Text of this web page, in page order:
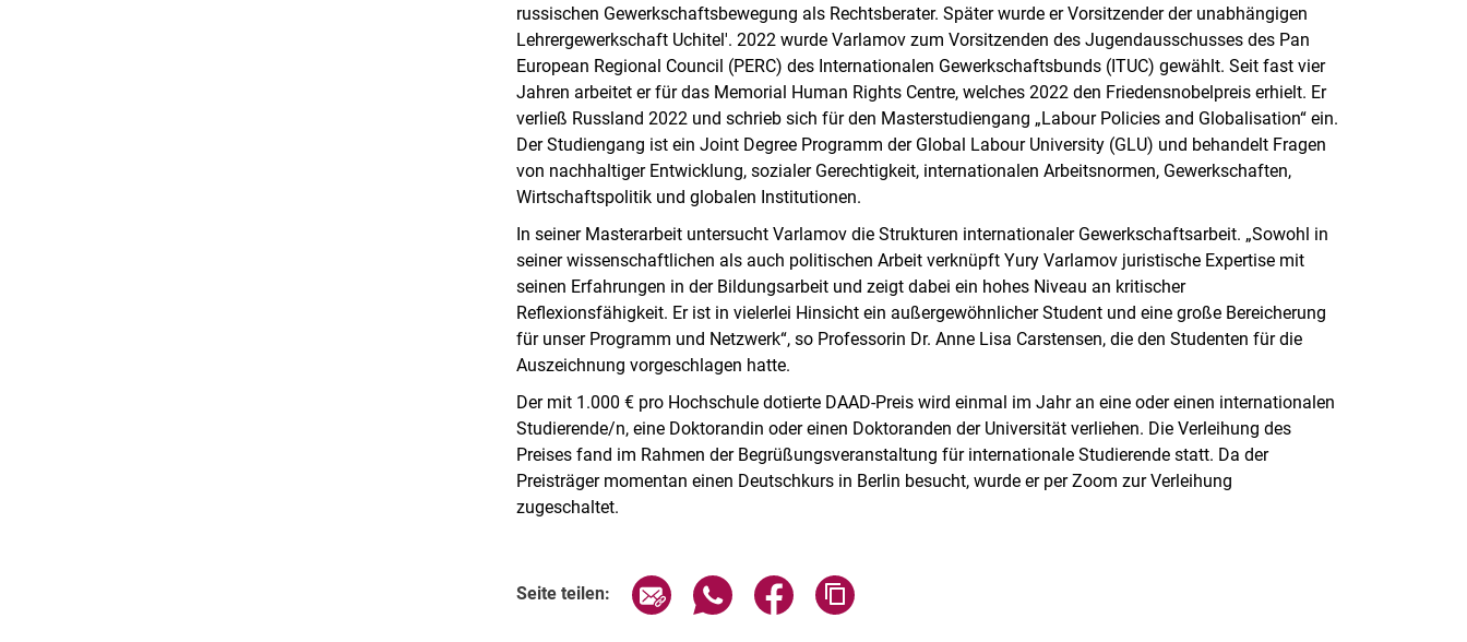
russischen Gewerkschaftsbewegung als Rechtsberater. Später wurde er Vorsitzender der unabhängigen
Lehrergewerkschaft Uchitel'. 2022 wurde Varlamov zum Vorsitzenden des Jugendausschusses des Pan
European Regional Council (PERC) des Internationalen Gewerkschaftsbunds (ITUC) gewählt. Seit fast vier
Jahren arbeitet er für das Memorial Human Rights Centre, welches 2022 den Friedensnobelpreis erhielt. Er
verließ Russland 2022 und schrieb sich für den Masterstudiengang „Labour Policies and Globalisation“ ein.
Der Studiengang ist ein Joint Degree Programm der Global Labour University (GLU) und behandelt Fragen
von nachhaltiger Entwicklung, sozialer Gerechtigkeit, internationalen Arbeitsnormen, Gewerkschaften,
Wirtschaftspolitik und globalen Institutionen.
In seiner Masterarbeit untersucht Varlamov die Strukturen internationaler Gewerkschaftsarbeit. „Sowohl in
seiner wissenschaftlichen als auch politischen Arbeit verknüpft Yury Varlamov juristische Expertise mit
seinen Erfahrungen in der Bildungsarbeit und zeigt dabei ein hohes Niveau an kritischer
Reflexionsfähigkeit. Er ist in vielerlei Hinsicht ein außergewöhnlicher Student und eine große Bereicherung
für unser Programm und Netzwerk“, so Professorin Dr. Anne Lisa Carstensen, die den Studenten für die
Auszeichnung vorgeschlagen hatte.
Der mit 1.000 € pro Hochschule dotierte DAAD-Preis wird einmal im Jahr an eine oder einen internationalen
Studierende/n, eine Doktorandin oder einen Doktoranden der Universität verliehen. Die Verleihung des
Preises fand im Rahmen der Begrüßungsveranstaltung für internationale Studierende statt. Da der
Preisträger momentan einen Deutschkurs in Berlin besucht, wurde er per Zoom zur Verleihung
zugeschaltet.
Seite teilen: Seite über E-Mail teilen
Seite über WhatsApp teilen (externer Link, öffnet neues Fenster)
Seite über Facebook teilen (externer Link, öffnet neues Fenster)